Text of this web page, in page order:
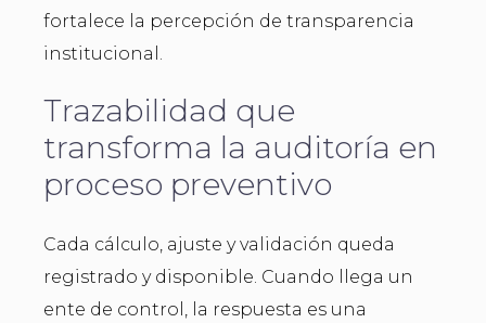
fortalece la percepción de transparencia
institucional.
Trazabilidad que
transforma la auditoría en
proceso preventivo
Cada cálculo, ajuste y validación queda
registrado y disponible. Cuando llega un
ente de control, la respuesta es una